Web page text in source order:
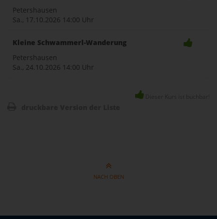
Petershausen
Sa., 17.10.2026 14:00 Uhr
Kleine Schwammerl-Wanderung
Petershausen
Sa., 24.10.2026 14:00 Uhr
NACH OBEN